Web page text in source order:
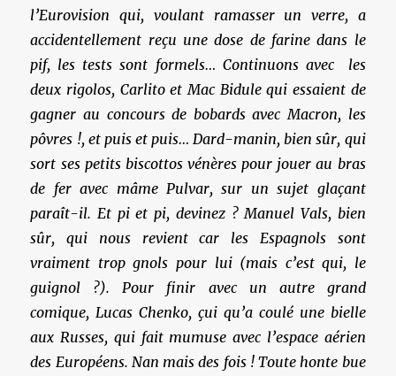
l’Eurovision qui, voulant ramasser un verre, a
accidentellement reçu une dose de farine dans le
pif, les tests sont formels… Continuons avec les
deux rigolos, Carlito et Mac Bidule qui essaient de
gagner au concours de bobards avec Macron, les
pôvres !, et puis et puis… Dard-manin, bien sûr, qui
sort ses petits biscottos vénères pour jouer au bras
de fer avec mâme Pulvar, sur un sujet glaçant
paraît-il. Et pi et pi, devinez ? Manuel Vals, bien
sûr, qui nous revient car les Espagnols sont
vraiment trop gnols pour lui (mais c’est qui, le
guignol ?). Pour finir avec un autre grand
comique, Lucas Chenko, çui qu’a coulé une bielle
aux Russes, qui fait mumuse avec l’espace aérien
des Européens. Nan mais des fois ! Toute honte bue